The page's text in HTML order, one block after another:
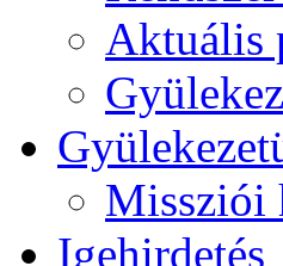
Aktuális
Missziói
Igehirdetés